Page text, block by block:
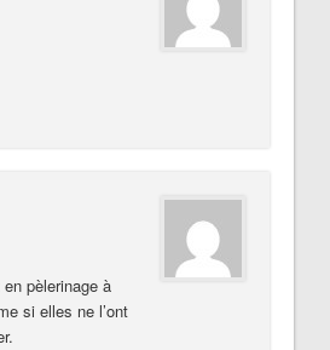
pèlerinage à
si elles ne l’ont